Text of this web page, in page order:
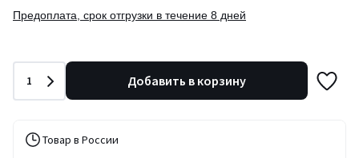
Предоплата, срок отгрузки в течение 8 дней
Количество
1 Добавить в корзину
Товар в России